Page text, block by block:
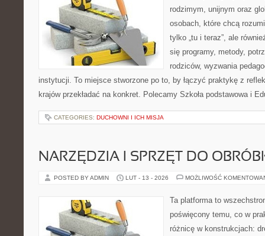
rodzimym, unijnym oraz
osobach, które chcą
tylko „tu i teraz”, ale
się programy, metody,
rodziców, wyzwania
instytucji. To miejsce stworzone po to, by łączyć praktykę z
krajów przekładać na konkret. Polecamy Szkoła podstawowa i
CATEGORIES: DUCHOWNI I ICH MISJA
NARZĘDZIA I SPRZĘT DO
POSTED BY ADMIN LUT - 13 - 2026 MOŻLIWOŚĆ
Ta platforma to
poświęcony temu, co w
różnicę w konstrukcjach: